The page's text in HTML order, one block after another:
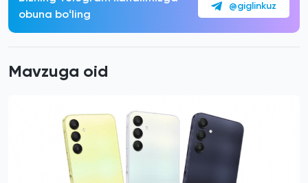
obuna boʻling
@giglinkuz
Mavzuga oid